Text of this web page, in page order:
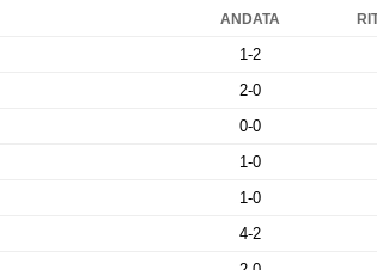
ANDATA
1-2
2-0
0-0
1-0
1-0
4-2